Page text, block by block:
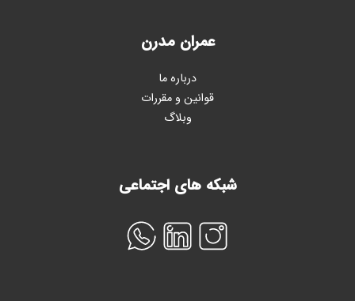
عمران مدرن
درباره ما
قوانین و مقررات
وبلاگ
شبکه های اجتماعی